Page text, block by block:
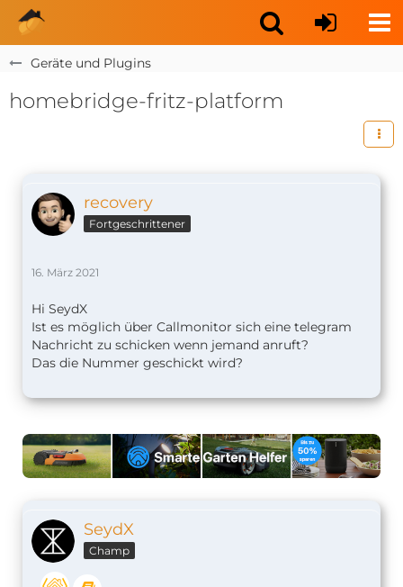
Geräte und Plugins
homebridge-fritz-platform
recovery
Fortgeschrittener
16. März 2021
Hi SeydX
Ist es möglich über Callmonitor sich eine telegram
Nachricht zu schicken wenn jemand anruft?
Das die Nummer geschickt wird?
SeydX
Champ